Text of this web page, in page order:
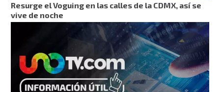
Resurge el Voguing en las calles de la CDMX, así se
vive de noche